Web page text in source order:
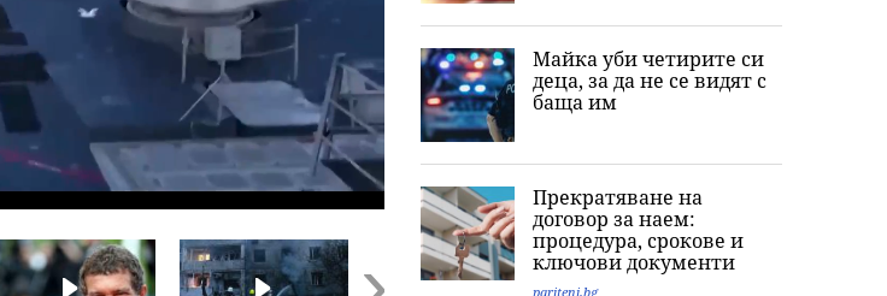
Майка уби четирите си
деца, за да не се видят с
баща им
Прекратяване на
договор за наем:
процедура, срокове и
ключови документи
pariteni.bg